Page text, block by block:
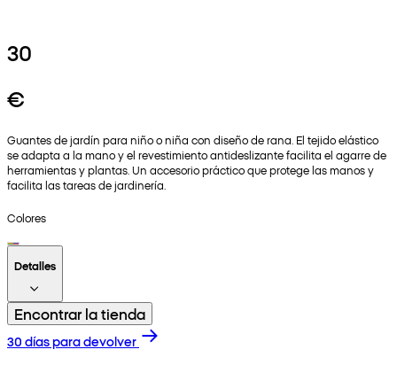
30
€
Guantes de jardín para niño o niña con diseño de rana. El tejido elástico
se adapta a la mano y el revestimiento antideslizante facilita el agarre de
herramientas y plantas. Un accesorio práctico que protege las manos y
facilita las tareas de jardinería.
Colores
Detalles
Encontrar la tienda
30 días para devolver